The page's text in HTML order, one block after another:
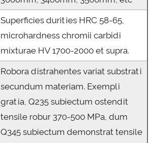
Superficies durities HRC 58-65,
microhardness chromii carbidi
mixturae HV 1700-2000 et supra.
Robora distrahentes variat substrati
secundum materiam. Exempli
gratia, Q235 subiectum ostendit
tensile robur 370-500 MPa, dum
Q345 subiectum demonstrat tensile